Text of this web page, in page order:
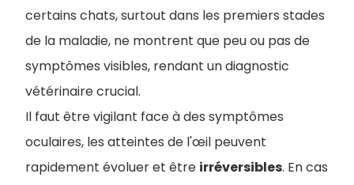
certains chats, surtout dans les premiers stades
de la maladie, ne montrent que peu ou pas de
symptômes visibles, rendant un diagnostic
vétérinaire crucial.
Il faut être vigilant face à des symptômes
oculaires, les atteintes de l'œil peuvent
rapidement évoluer et être irréversibles. En cas